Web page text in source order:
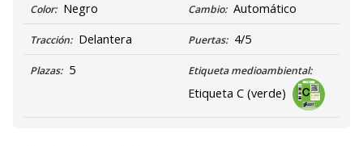
Color: Negro Cambio: Automático
Tracción: Delantera Puertas: 4/5
Plazas: 5 Etiqueta medioambiental:
Etiqueta C (verde)